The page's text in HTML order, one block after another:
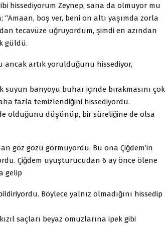
hissediyorum Zeynep, sana da olmuyor mu
“Amaan, boş ver, beni on altı yaşımda zorla
tecavüze uğruyordum, şimdi en azından
güldü.
artık yorulduğunu hissediyor,
suyun banyoyu buhar içinde bırakmasını çok
fazla temizlendiğini hissediyordu.
olduğunu düşünüp, bir süreliğine de olsa
göz gözü görmüyordu. Bu ona Çiğdem’in
Çiğdem uyuşturucudan 6 ay önce ölene
gelip
Böylece yalnız olmadığını hissedip
saçları beyaz omuzlarına ipek gibi